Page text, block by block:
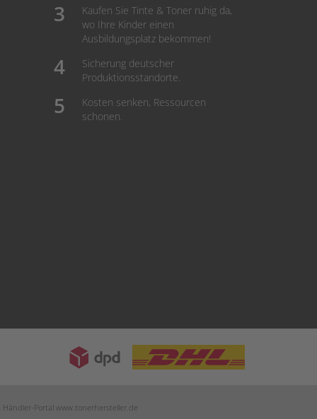
Kaufen Sie Tinte & Toner ruhig da,
wo Ihre Kinder einen
Ausbildungsplatz bekommen!
Sicherung deutscher
Produktionsstandorte.
Kosten senken, Ressourcen
schonen.
Händler-Portal www.tonerhersteller.de